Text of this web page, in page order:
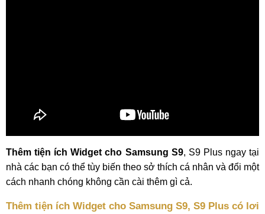
Thêm tiện ích Widget cho Samsung S9, S9 Plus ngay tại
nhà các bạn có thể tùy biến theo sở thích cá nhân và đổi một
cách nhanh chóng không cần cài thêm gì cả.
Thêm tiện ích Widget cho Samsung S9, S9 Plus có lơi